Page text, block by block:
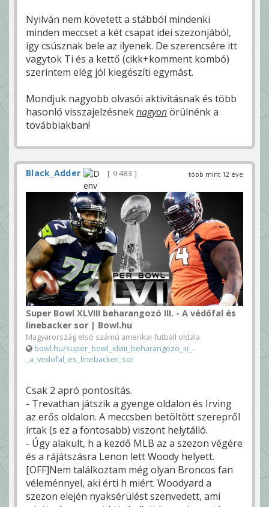
Nyilván nem követett a stábból mindenki
minden meccset a két csapat idei szezonjából,
így csúsznak bele az ilyenek. De szerencsére itt
vagytok Ti és a kettő (cikk+komment kombó)
szerintem elég jól kiegészíti egymást.
Mondjuk nagyobb olvasói aktivitásnak és több
hasonló visszajelzésneknagyonörülnénk a
továbbiakban!
több mint 12 éve
Black_Adder 9 483
Super Bowl XLVIII beharangozó III. - A védőfal és
linebacker sor | Bowl.hu
Magyarország első számú amerikai futball oldala
bowl.hu/super_bowl_xlviii_beharangozo_iii_-
_a_vedofal_es_linebacker_sor
Csak 2 apró pontosítás.
- Trevathan játszik a gyenge oldalon és Irving
az erős oldalon. A meccsben betöltött szerepről
írtak (s ez a fontosabb) viszont helytálló.
- Úgy alakult, h a kezdő MLB az a szezon végére
és a rájátszásra Lenon lett Woody helyett.
[OFF]Nem találkoztam még olyan Broncos fan
véleménnyel, aki érti h miért. Woodyard a
szezon elején nyaksérülést szenvedett, ami